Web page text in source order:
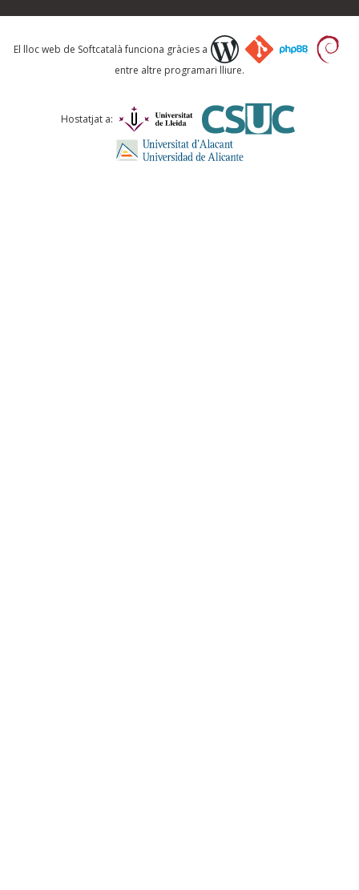
Què proposeu?
Comentari *
El lloc web de Softcatalà funciona gràcies a
entre altre programari lliure.
Hostatjat a: